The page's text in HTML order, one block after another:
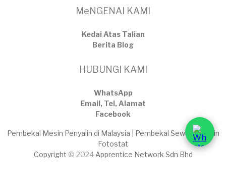
MeNGENAI KAMI
Kedai Atas Talian
​Berita Blog
HUBUNGI KAMI
WhatsApp
Email, Tel, Alamat
Facebook
Pembekal Mesin Penyalin di Malaysia | Pembekal Sewaan Mesin
Fotostat
Copyright © 2024 Apprentice Network Sdn Bhd